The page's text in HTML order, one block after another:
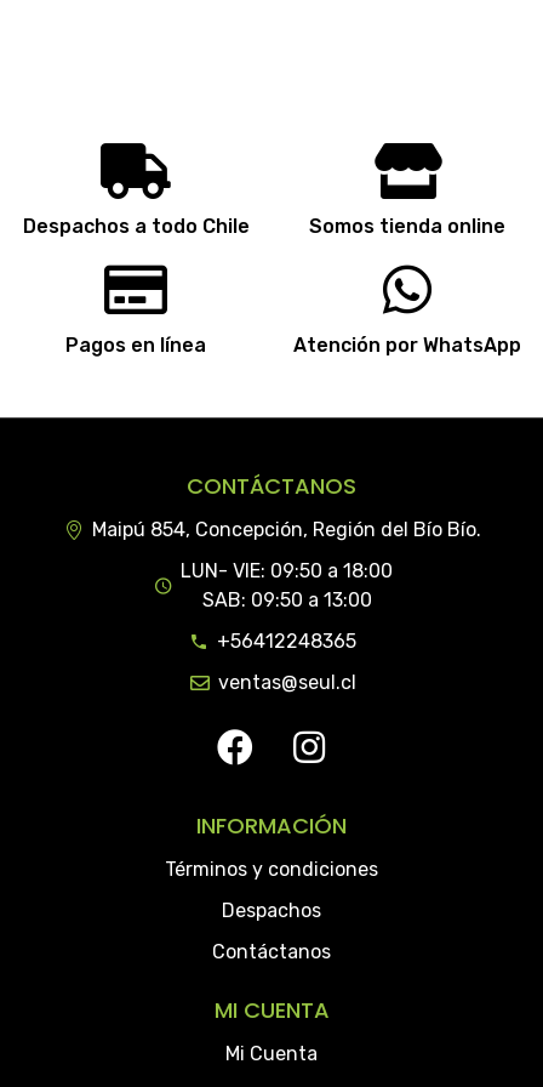
Despachos a todo Chile Somos tienda online
Pagos en línea Atención por WhatsApp
CONTÁCTANOS
Maipú 854, Concepción, Región del Bío Bío.
LUN- VIE: 09:50 a 18:00
SAB: 09:50 a 13:00
+56412248365
ventas@seul.cl
INFORMACIÓN
Términos y condiciones
Despachos
Contáctanos
MI CUENTA
Mi Cuenta